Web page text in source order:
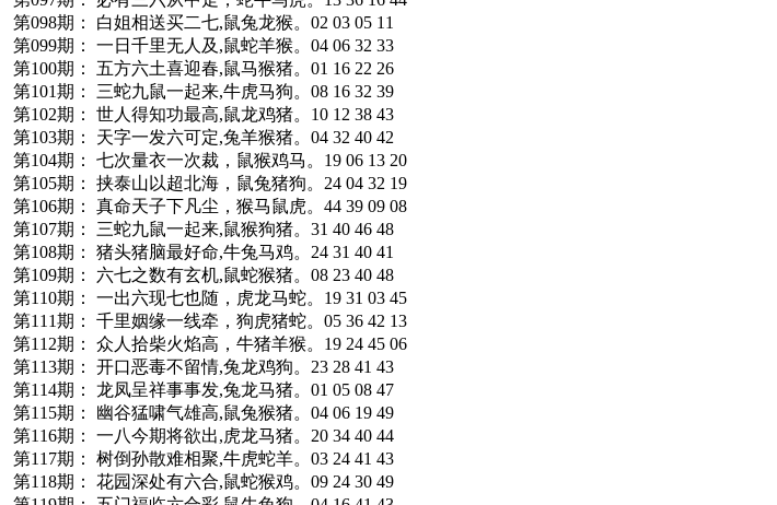
第098期： 白姐相送买二七,鼠兔龙猴。02 03 05 11
第099期： 一日千里无人及,鼠蛇羊猴。04 06 32 33
第100期： 五方六土喜迎春,鼠马猴猪。01 16 22 26
第101期： 三蛇九鼠一起来,牛虎马狗。08 16 32 39
第102期： 世人得知功最高,鼠龙鸡猪。10 12 38 43
第103期： 天字一发六可定,兔羊猴猪。04 32 40 42
第104期： 七次量衣一次裁，鼠猴鸡马。19 06 13 20
第105期： 挟泰山以超北海，鼠兔猪狗。24 04 32 19
第106期： 真命天子下凡尘，猴马鼠虎。44 39 09 08
第107期： 三蛇九鼠一起来,鼠猴狗猪。31 40 46 48
第108期： 猪头猪脑最好命,牛兔马鸡。24 31 40 41
第109期： 六七之数有玄机,鼠蛇猴猪。08 23 40 48
第110期： 一出六现七也随，虎龙马蛇。19 31 03 45
第111期： 千里姻缘一线牵，狗虎猪蛇。05 36 42 13
第112期： 众人拾柴火焰高，牛猪羊猴。19 24 45 06
第113期： 开口恶毒不留情,兔龙鸡狗。23 28 41 43
第114期： 龙凤呈祥事事发,兔龙马猪。01 05 08 47
第115期： 幽谷猛啸气雄高,鼠兔猴猪。04 06 19 49
第116期： 一八今期将欲出,虎龙马猪。20 34 40 44
第117期： 树倒孙散难相聚,牛虎蛇羊。03 24 41 43
第118期： 花园深处有六合,鼠蛇猴鸡。09 24 30 49